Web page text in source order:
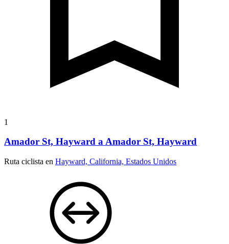
1
Amador St, Hayward a Amador St, Hayward
Ruta ciclista en Hayward, California, Estados Unidos